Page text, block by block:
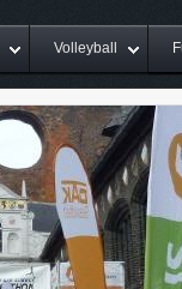
Volleyball